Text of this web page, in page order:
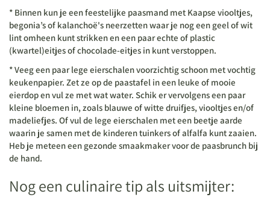
* Binnen kun je een feestelijke paasmand met Kaapse viooltjes,
begonia’s of kalanchoë's neerzetten waar je nog een geel of wit
lint omheen kunt strikken en een paar echte of plastic
(kwartel)eitjes of chocolade-eitjes in kunt verstoppen.
* Veeg een paar lege eierschalen voorzichtig schoon met vochtig
keukenpapier. Zet ze op de paastafel in een leuke of mooie
eierdop en vul ze met wat water. Schik er vervolgens een paar
kleine bloemen in, zoals blauwe of witte druifjes, viooltjes en/of
madeliefjes. Of vul de lege eierschalen met een beetje aarde
waarin je samen met de kinderen tuinkers of alfalfa kunt zaaien.
Heb je meteen een gezonde smaakmaker voor de paasbrunch bij
de hand.
Nog een culinaire tip als uitsmijter: